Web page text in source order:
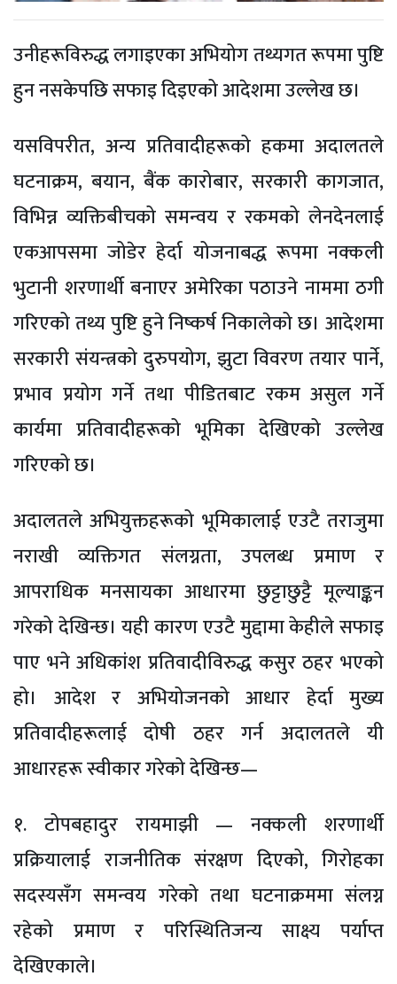
उनीहरूविरुद्ध लगाइएका अभियोग तथ्यगत रूपमा पुष्टि
हुन नसकेपछि सफाइ दिइएको आदेशमा उल्लेख छ।
यसविपरीत, अन्य प्रतिवादीहरूको हकमा अदालतले
घटनाक्रम, बयान, बैंक कारोबार, सरकारी कागजात,
विभिन्न व्यक्तिबीचको समन्वय र रकमको लेनदेनलाई
एकआपसमा जोडेर हेर्दा योजनाबद्ध रूपमा नक्कली
भुटानी शरणार्थी बनाएर अमेरिका पठाउने नाममा ठगी
गरिएको तथ्य पुष्टि हुने निष्कर्ष निकालेको छ। आदेशमा
सरकारी संयन्त्रको दुरुपयोग, झुटा विवरण तयार पार्ने,
प्रभाव प्रयोग गर्ने तथा पीडितबाट रकम असुल गर्ने
कार्यमा प्रतिवादीहरूको भूमिका देखिएको उल्लेख
गरिएको छ।
अदालतले अभियुक्तहरूको भूमिकालाई एउटै तराजुमा
नराखी व्यक्तिगत संलग्नता, उपलब्ध प्रमाण र
आपराधिक मनसायका आधारमा छुट्टाछुट्टै मूल्याङ्कन
गरेको देखिन्छ। यही कारण एउटै मुद्दामा केहीले सफाइ
पाए भने अधिकांश प्रतिवादीविरुद्ध कसुर ठहर भएको
हो। आदेश र अभियोजनको आधार हेर्दा मुख्य
प्रतिवादीहरूलाई दोषी ठहर गर्न अदालतले यी
आधारहरू स्वीकार गरेको देखिन्छ—
१. टोपबहादुर रायमाझी — नक्कली शरणार्थी
प्रक्रियालाई राजनीतिक संरक्षण दिएको, गिरोहका
सदस्यसँग समन्वय गरेको तथा घटनाक्रममा संलग्न
रहेको प्रमाण र परिस्थितिजन्य साक्ष्य पर्याप्त
देखिएकाले।